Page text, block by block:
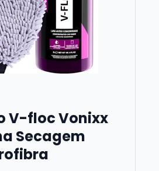
V-floc Vonixx
Secagem